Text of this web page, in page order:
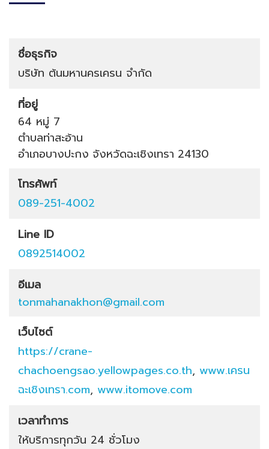
ชื่อธุรกิจ
บริษัท ต้นมหานครเครน จำกัด
ที่อยู่
64 หมู่ 7
ตำบลท่าสะอ้าน
อำเภอบางปะกง จังหวัดฉะเชิงเทรา 24130
โทรศัพท์
089-251-4002
Line ID
0892514002
อีเมล
tonmahanakhon@gmail.com
เว็บไซต์
https://crane-
chachoengsao.yellowpages.co.th, www.เครน
ฉะเชิงเทรา.com, www.itomove.com
เวลาทำการ
ให้บริการทุกวัน 24 ชั่วโมง